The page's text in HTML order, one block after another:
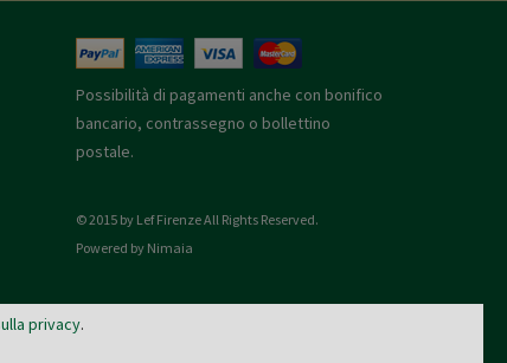
Possibilità di pagamenti anche con bonifico
bancario, contrassegno o bollettino
postale.
© 2015 by Lef Firenze All Rights Reserved.
Powered by Nimaia
privacy.